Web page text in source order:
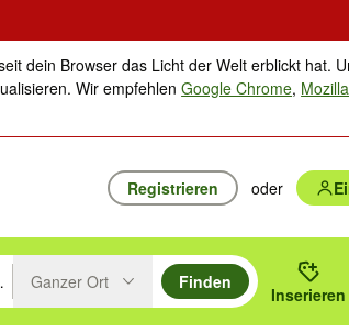
dein Browser das Licht der Welt erblickt hat.
Wir empfehlenGoogle Chrome,
Registrieren oder
nach oben/unten durchsuchen und mit
drücken um zu suchen, oder
Ganzer Ort
Finden
Inserieren